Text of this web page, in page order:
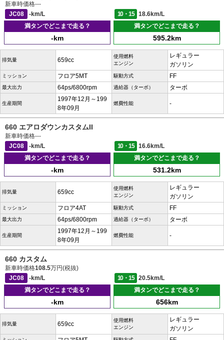
新車時価格---
JC08
-km/L 10・15
18.6km/L
満タンでどこまで走る？
-km
満タンでどこまで走る？
595.2km
排気量 659cc
使用燃料
エンジン
レギュラー
ガソリン
ミッション フロア5MT 駆動方式 FF
最大出力 64ps/6800rpm 過給器（ターボ） ターボ
生産期間
1997年12月～199
8年09月
燃費性能 -
660 エアロダウンカスタムII
新車時価格---
JC08
-km/L 10・15
16.6km/L
満タンでどこまで走る？
-km
満タンでどこまで走る？
531.2km
排気量 659cc
使用燃料
エンジン
レギュラー
ガソリン
ミッション フロア4AT 駆動方式 FF
最大出力 64ps/6800rpm 過給器（ターボ） ターボ
生産期間
1997年12月～199
8年09月
燃費性能 -
660 カスタム
新車時価格108.5万円(税抜)
JC08
-km/L 10・15
20.5km/L
満タンでどこまで走る？
-km
満タンでどこまで走る？
656km
排気量 659cc
使用燃料
エンジン
レギュラー
ガソリン